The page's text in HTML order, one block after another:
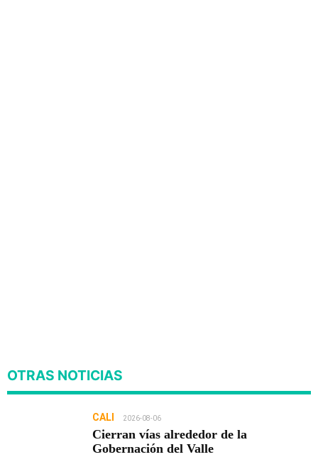
OTRAS NOTICIAS
CALI 2026-08-06
Cierran vías alrededor de la
Gobernación del Valle